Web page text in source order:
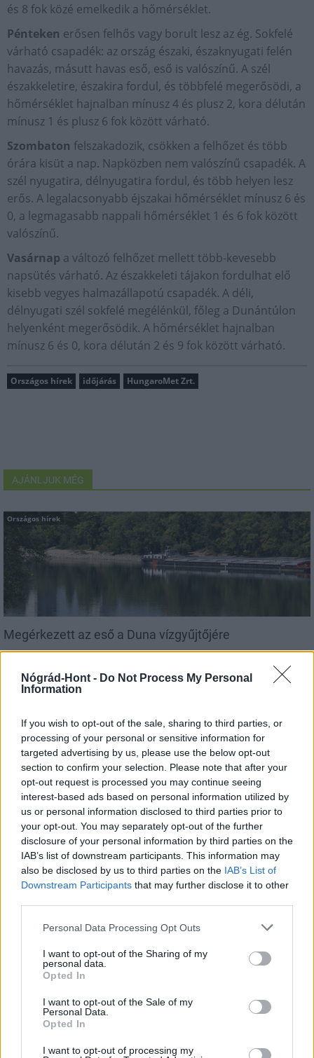
Nógrád-Hont - Do Not Process My Personal
Information
If you wish to opt-out of the sale, sharing to third parties, or
processing of your personal or sensitive information for
targeted advertising by us, please use the below opt-out
section to confirm your selection. Please note that after your
opt-out request is processed you may continue seeing
interest-based ads based on personal information utilized by
us or personal information disclosed to third parties prior to
your opt-out. You may separately opt-out of the further
disclosure of your personal information by third parties on the
IAB’s list of downstream participants. This information may
also be disclosed by us to third parties on the IAB’s List of
Downstream Participants that may further disclose it to other
Please note that this website/app uses one or more Google
not limited to your visit or usage behaviour. You may click to
grant or deny consent to Google and its third-party tags to
use your data for below specified purposes in below Google
consent section.
Personal Data Processing Opt Outs
I want to opt-out of the Sharing of my
personal data.
Opted In
I want to opt-out of the Sale of my
Personal Data.
Opted In
I want to opt-out of processing my
és 8 fok közé emelkedik a hőmérséklet.
Pénteken erősen felhős vagy borult lesz az ég. Sokfelé
várható csapadék: az ország északi, északnyugati felén
havazás, másutt havas eső, eső is valószínű. A szél
északkeletire, északira fordul, és többfelé megerősödi, a
hőmérséklet hajnalban mínusz 4 és plusz 2, kora délután
mínusz 1 és plusz 6 fok között várható.
Szombaton felszakadozik, csökken a felhőzet és több
órára kisüt a nap. Napközben nem valószínű csapadék. A
szél nyugatira, délnyugatira fordul, és több helyen lesz
erős. A legalacsonyabb éjszakai hőmérséklet mínusz 6 és
0, a legmagasabb nappali hőmérséklet 1 és 6 fok között
valószínű.
Vasárnap a változó felhőzet mellett több-kevesebb
napsütés várható. Az északkeleti tájakon fordulhat elő
kisebb vegyes halmazállapotú csapadék. A déli,
délnyugati szél sokfelé megélénkül, főleg a Dunántúlon
helyenként megerősödik. A hőmérséklet hajnalban
mínusz 6 és 0, kora délután 2 és 9 fok között várható.
Országos hírek időjárás HungaroMet Zrt.
AJÁNLJUK MÉG
Országos hírek
Megérkezett az eső a Duna vízgyűjtőjére
Országos hírek
Amire többmillióan vártunk: szombattól másodfokúra
csökken a riasztás